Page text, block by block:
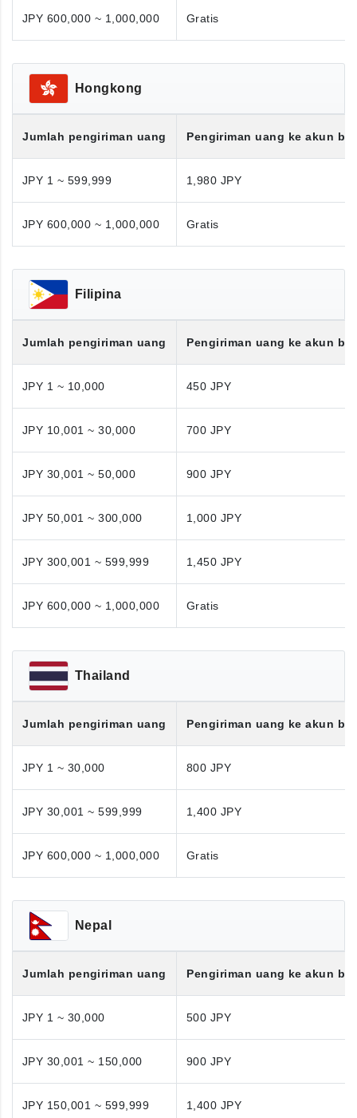
JPY 600,000 ~ 1,000,000 Gratis
Hongkong
Jumlah pengiriman uang Pengiriman uang ke akun
JPY 1 ~ 599,999 1,980 JPY
JPY 600,000 ~ 1,000,000 Gratis
Filipina
Jumlah pengiriman uang Pengiriman uang ke akun
JPY 1 ~ 10,000 450 JPY
JPY 10,001 ~ 30,000 700 JPY
JPY 30,001 ~ 50,000 900 JPY
JPY 50,001 ~ 300,000 1,000 JPY
JPY 300,001 ~ 599,999 1,450 JPY
JPY 600,000 ~ 1,000,000 Gratis
Thailand
Jumlah pengiriman uang Pengiriman uang ke akun
JPY 1 ~ 30,000 800 JPY
JPY 30,001 ~ 599,999 1,400 JPY
JPY 600,000 ~ 1,000,000 Gratis
Nepal
Jumlah pengiriman uang Pengiriman uang ke akun
JPY 1 ~ 30,000 500 JPY
JPY 30,001 ~ 150,000 900 JPY
JPY 150,001 ~ 599,999 1,400 JPY